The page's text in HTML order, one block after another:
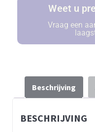
Weet u
Vraag een
Beschrijving
BESCHRIJVING